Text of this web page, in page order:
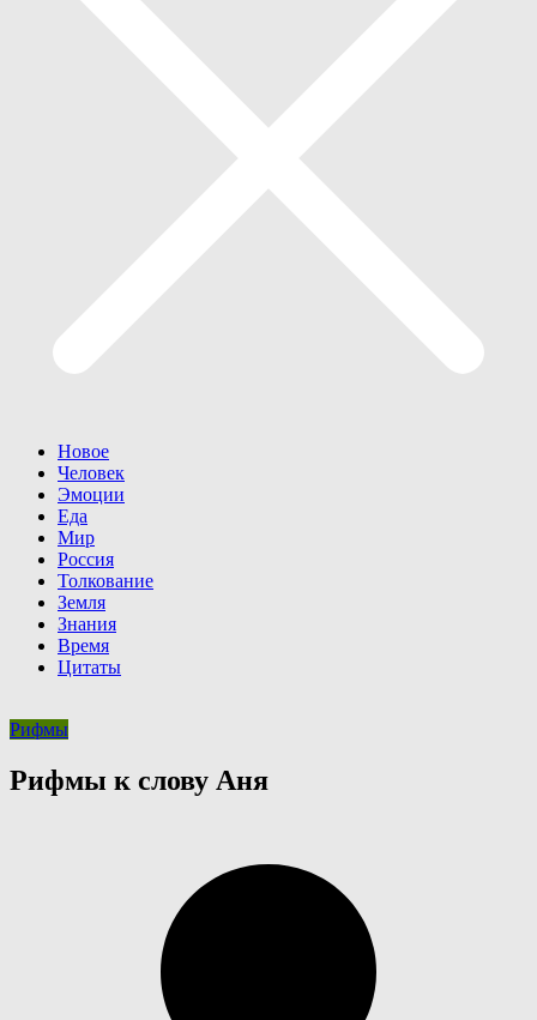
Новое
Человек
Эмоции
Еда
Мир
Россия
Толкование
Земля
Знания
Время
Цитаты
Рифмы
Рифмы к слову Аня